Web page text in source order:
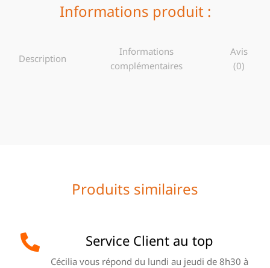
Informations produit :
Description
Informations
complémentaires
Avis
(0)
Produits similaires
Service Client au top
Cécilia vous répond du lundi au jeudi de 8h30 à